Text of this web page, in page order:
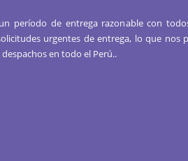
período de entrega razonable con
urgentes de entrega, lo que nos
en todo el Perú..